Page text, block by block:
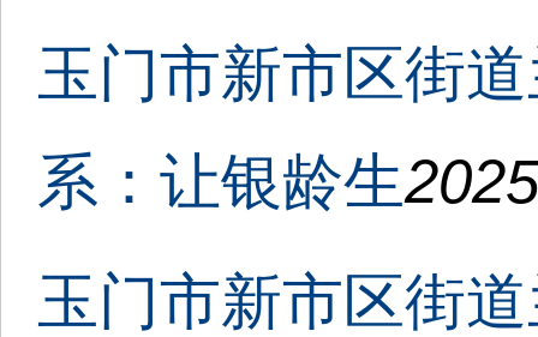
玉门市新市区街
系：让银龄生
玉门市新市区街